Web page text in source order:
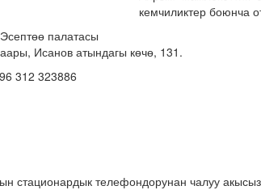
кемчиликтер боюнча
палатасы
Исанов атындагы көчө, 131.
312 323886
стационардык телефондорунан чалуу акысыз